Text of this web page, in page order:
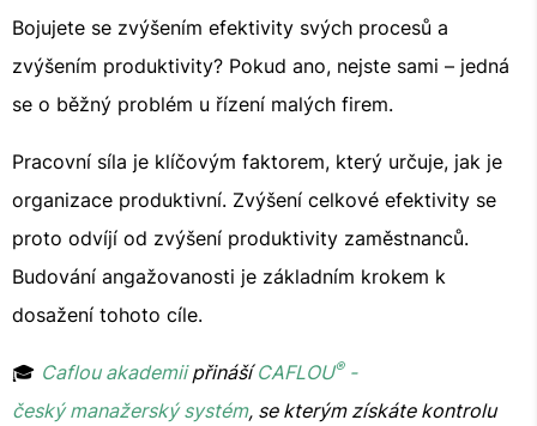
Bojujete se zvýšením efektivity svých procesů a
zvýšením produktivity? Pokud ano, nejste sami – jedná
se o běžný problém u řízení malých firem.
Pracovní síla je klíčovým faktorem, který určuje, jak je
organizace produktivní. Zvýšení celkové efektivity se
proto odvíjí od zvýšení produktivity zaměstnanců.
Budování angažovanosti je základním krokem k
dosažení tohoto cíle.
🎓 Caflou akademiipřinášíCAFLOU®-
český manažerský systém, se kterým získáte kontrolu